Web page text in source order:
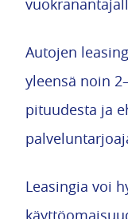
Autojen
yleensä noin
pituudesta ja
Leasingia voi